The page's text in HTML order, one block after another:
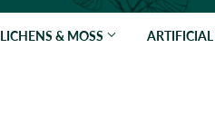
LICHENS & MOSS